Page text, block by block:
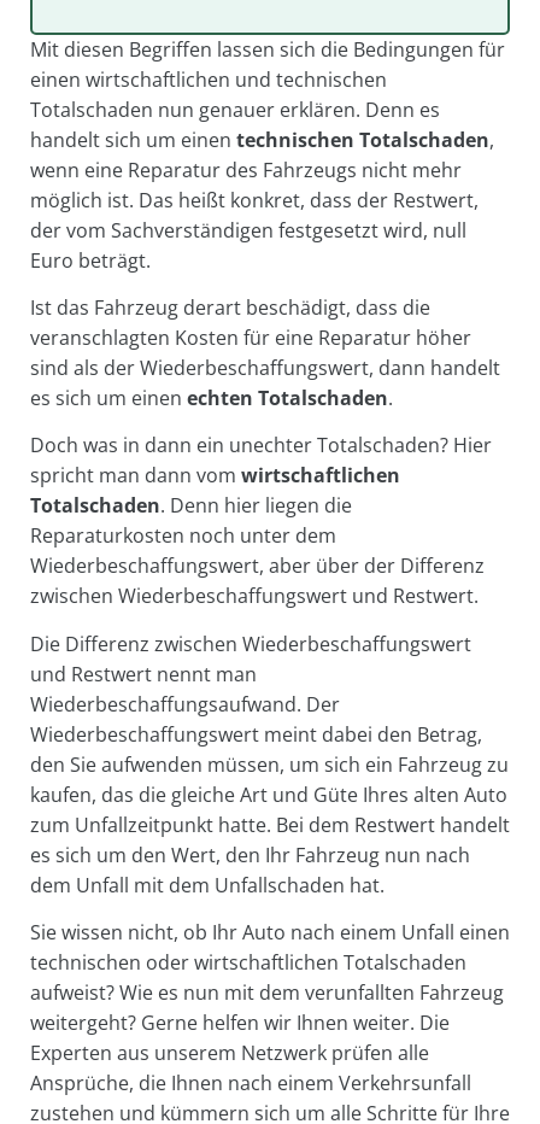
Mit diesen Begriffen lassen sich die Bedingungen für
einen wirtschaftlichen und technischen
Totalschaden nun genauer erklären. Denn es
handelt sich um einen technischen Totalschaden,
wenn eine Reparatur des Fahrzeugs nicht mehr
möglich ist. Das heißt konkret, dass der Restwert,
der vom Sachverständigen festgesetzt wird, null
Euro beträgt.
Ist das Fahrzeug derart beschädigt, dass die
veranschlagten Kosten für eine Reparatur höher
sind als der Wiederbeschaffungswert, dann handelt
es sich um einen echten Totalschaden.
Doch was in dann ein unechter Totalschaden? Hier
spricht man dann vom wirtschaftlichen
Totalschaden. Denn hier liegen die
Reparaturkosten noch unter dem
Wiederbeschaffungswert, aber über der Differenz
zwischen Wiederbeschaffungswert und Restwert.
Die Differenz zwischen Wiederbeschaffungswert
und Restwert nennt man
Wiederbeschaffungsaufwand. Der
Wiederbeschaffungswert meint dabei den Betrag,
den Sie aufwenden müssen, um sich ein Fahrzeug zu
kaufen, das die gleiche Art und Güte Ihres alten Auto
zum Unfallzeitpunkt hatte. Bei dem Restwert handelt
es sich um den Wert, den Ihr Fahrzeug nun nach
dem Unfall mit dem Unfallschaden hat.
Sie wissen nicht, ob Ihr Auto nach einem Unfall einen
technischen oder wirtschaftlichen Totalschaden
aufweist? Wie es nun mit dem verunfallten Fahrzeug
weitergeht? Gerne helfen wir Ihnen weiter. Die
Experten aus unserem Netzwerk prüfen alle
Ansprüche, die Ihnen nach einem Verkehrsunfall
zustehen und kümmern sich um alle Schritte für Ihre